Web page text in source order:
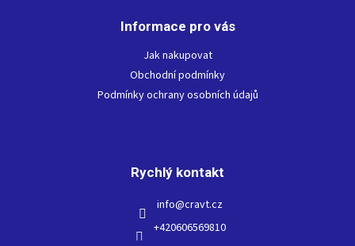
p
v
k
y
v
u
Informace pro vás
Jak nakupovat
Obchodní podmínky
Podmínky ochrany osobních údajů
Rychlý kontakt
info@cravt.cz
+420606569810